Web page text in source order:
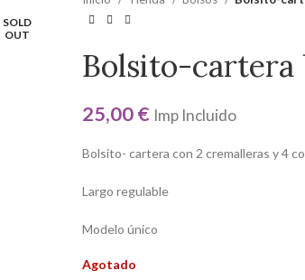
SOLD
OUT
Bolsito-cartera
25,00€ Imp Incluido
Bolsito- cartera con 2 cremalleras y 4
Largo regulable
Modelo único
Agotado